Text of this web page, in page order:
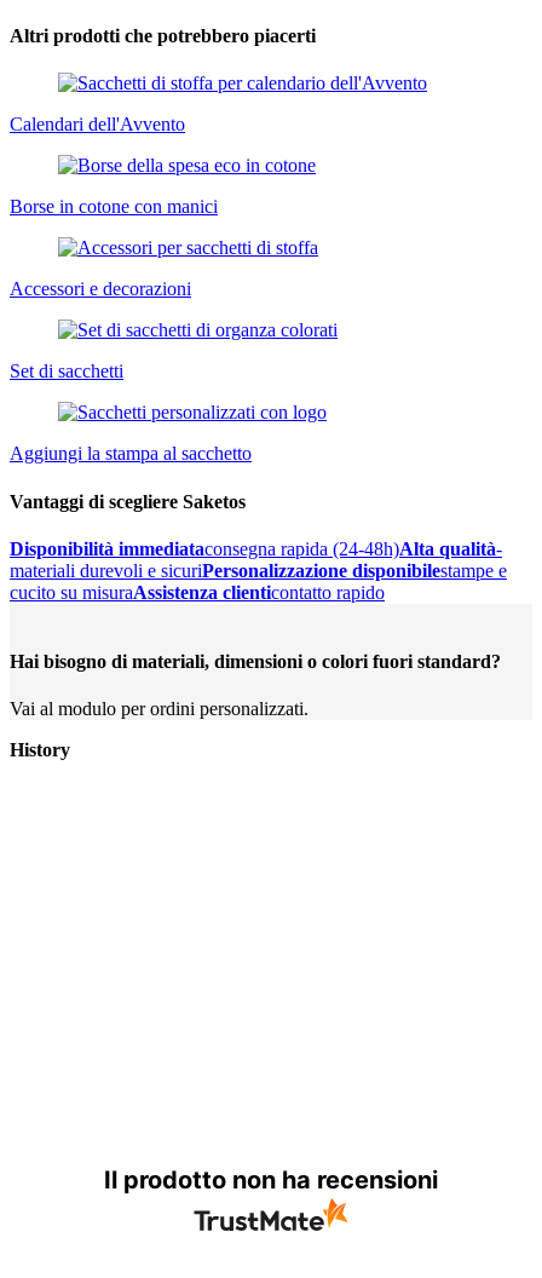
Altri prodotti che potrebbero piacerti
Calendari dell'Avvento
Borse in cotone con manici
Accessori e decorazioni
Set di sacchetti
Aggiungi la stampa al sacchetto
Vantaggi di scegliere Saketos
Disponibilità immediataconsegna rapida (24-48h)Alta qualità-
materiali durevoli e sicuriPersonalizzazione disponibilestampe e
cucito su misuraAssistenza clienticontatto rapido
Hai bisogno di materiali, dimensioni o colori fuori standard?
Vai al modulo per ordini personalizzati.
History
Il prodotto non ha recensioni